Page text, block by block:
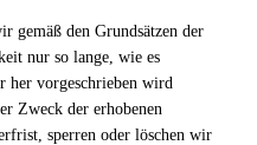
gemäß den Grundsätzen der
nur so lange, wie es
her vorgeschrieben wird
Zweck der erhobenen
sperren oder löschen wir